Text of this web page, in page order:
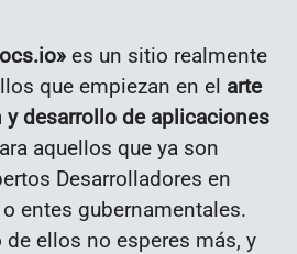
es un sitio realmente
que empiezan en el arte
y desarrollo de aplicaciones
aquellos que ya son
Desarrolladores en
entes gubernamentales.
de ellos no esperes más, y